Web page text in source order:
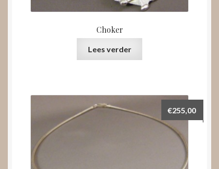
Choker
Lees verder
€255,00